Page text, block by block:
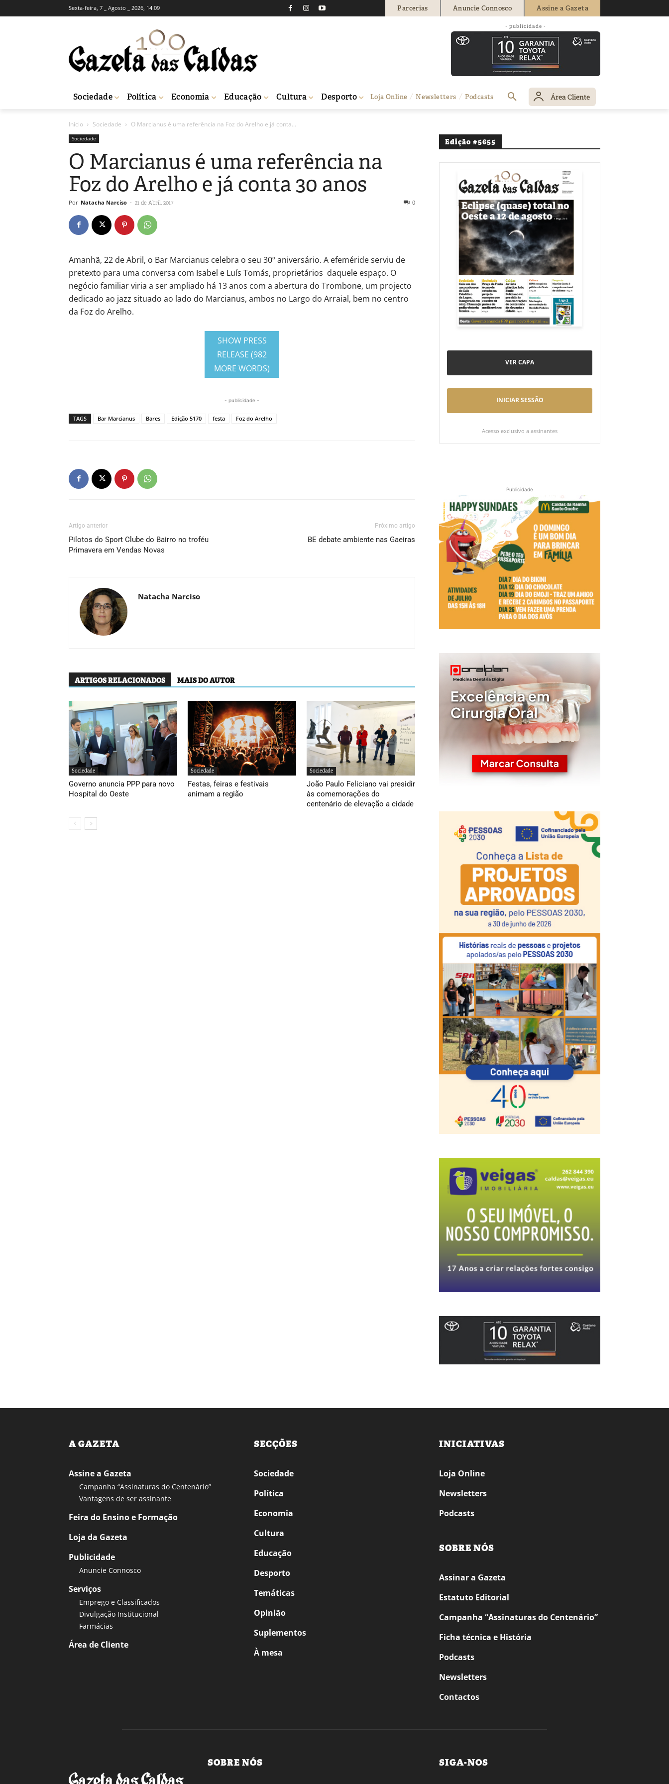
Sexta-feira, 7 _ Agosto _ 2026, 14:09 Parcerias Anuncie Connosco Assine a Gazeta
- publicidade -
Sociedade Política Economia Educação Cultura Desporto Loja Online Newsletters Podcasts Área Cliente
Início Sociedade O Marcianus é uma referência na Foz do Arelho e já conta...
Sociedade
O Marcianus é uma referência na
Foz do Arelho e já conta 30 anos
Por Natacha Narciso - 21 de Abril, 2017 0
Amanhã, 22 de Abril, o Bar Marcianus celebra o seu 30º aniversário. A efeméride serviu de
pretexto para uma conversa com Isabel e Luís Tomás, proprietários daquele espaço. O
negócio familiar viria a ser ampliado há 13 anos com a abertura do Trombone, um projecto
dedicado ao jazz situado ao lado do Marcianus, ambos no Largo do Arraial, bem no centro
da Foz do Arelho.
SHOW PRESS
RELEASE (982
MORE WORDS)
- publicidade -
TAGS Bar Marcianus Bares Edição 5170 festa Foz do Arelho
Artigo anterior
Pilotos do Sport Clube do Bairro no troféu
Primavera em Vendas Novas
Próximo artigo
BE debate ambiente nas Gaeiras
Natacha Narciso
ARTIGOS RELACIONADOS MAIS DO AUTOR
Sociedade
Governo anuncia PPP para novo
Hospital do Oeste
Sociedade
Festas, feiras e festivais
animam a região
Sociedade
João Paulo Feliciano vai presidir
às comemorações do
centenário de elevação a cidade
Edição #5655
VER CAPA
INICIAR SESSÃO
Acesso exclusivo a assinantes
Publicidade
A GAZETA
Assine a Gazeta
Campanha “Assinaturas do Centenário”
Vantagens de ser assinante
Feira do Ensino e Formação
Loja da Gazeta
Publicidade
Anuncie Connosco
Serviços
Emprego e Classificados
Divulgação Institucional
Farmácias
Área de Cliente
SECÇÕES
Sociedade
Política
Economia
Cultura
Educação
Desporto
Temáticas
Opinião
Suplementos
À mesa
INICIATIVAS
Loja Online
Newsletters
Podcasts
SOBRE NÓS
Assinar a Gazeta
Estatuto Editorial
Campanha “Assinaturas do Centenário”
Ficha técnica e História
Podcasts
Newsletters
Contactos
SOBRE NÓS SIGA-NOS